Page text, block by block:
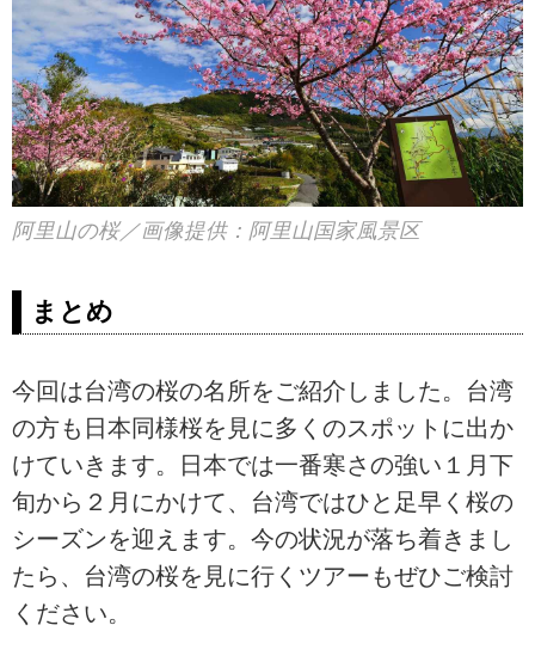
阿里山の桜／画像提供：阿里山国家風景区
まとめ
今回は台湾の桜の名所をご紹介しました。台湾
の方も日本同様桜を見に多くのスポットに出か
けていきます。日本では一番寒さの強い１月下
旬から２月にかけて、台湾ではひと足早く桜の
シーズンを迎えます。今の状況が落ち着きまし
たら、台湾の桜を見に行くツアーもぜひご検討
ください。